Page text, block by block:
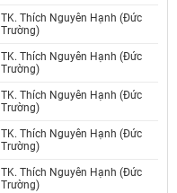
TK. Thích Nguyên Hạnh (Đức
Trường)
TK. Thích Nguyên Hạnh (Đức
Trường)
TK. Thích Nguyên Hạnh (Đức
Trường)
TK. Thích Nguyên Hạnh (Đức
Trường)
TK. Thích Nguyên Hạnh (Đức
Trường)